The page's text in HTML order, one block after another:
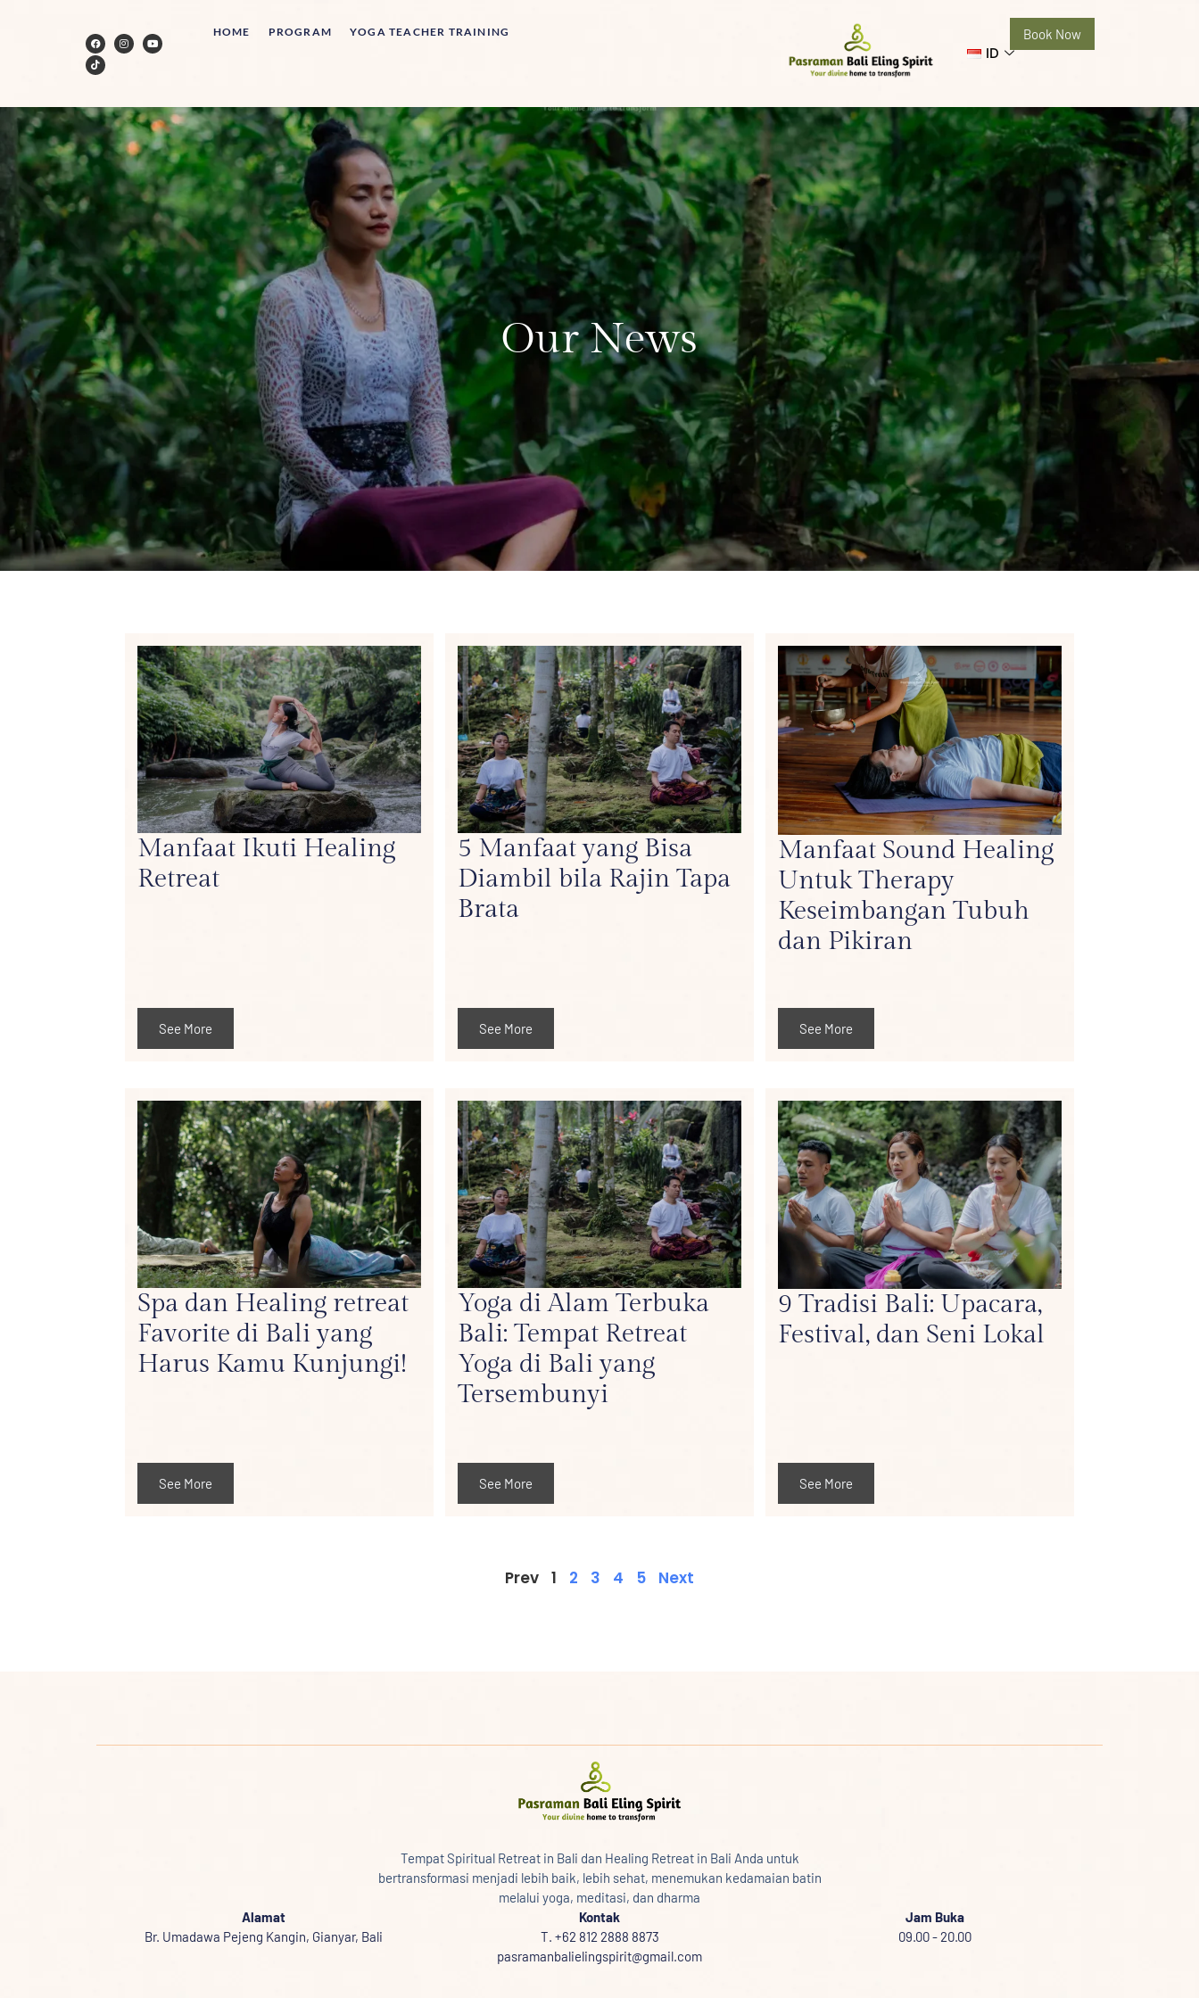
HOME PROGRAM YOGA TEACHER TRAINING
ID
Book Now
Our News
Manfaat Ikuti Healing
Retreat
See More
5 Manfaat yang Bisa
Diambil bila Rajin Tapa
Brata
See More
Manfaat Sound Healing
Untuk Therapy
Keseimbangan Tubuh
dan Pikiran
See More
Spa dan Healing retreat
Favorite di Bali yang
Harus Kamu Kunjungi!
See More
Yoga di Alam Terbuka
Bali: Tempat Retreat
Yoga di Bali yang
Tersembunyi
See More
9 Tradisi Bali: Upacara,
Festival, dan Seni Lokal
See More
Prev 1 2 3 4 5 Next
Tempat Spiritual Retreat in Bali dan Healing Retreat in Bali Anda untuk
bertransformasi menjadi lebih baik, lebih sehat, menemukan kedamaian batin
melalui yoga, meditasi, dan dharma
Alamat
Br. Umadawa Pejeng Kangin, Gianyar, Bali
Kontak
T. +62 812 2888 8873
pasramanbalielingspirit@gmail.com
Jam Buka
09.00 - 20.00